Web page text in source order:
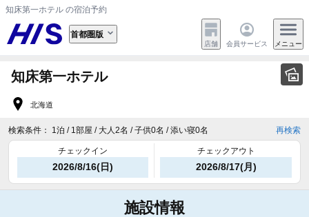
知床第一ホテル の宿泊予約
首都圏版
店舗 会員サービス メニュー
知床第一ホテル
北海道
検索条件： 1泊 / 1部屋 / 大人2名 / 子供0名 / 添い寝0名 再検索
チェックイン
2026/8/16(日)
チェックアウト
2026/8/17(月)
施設情報